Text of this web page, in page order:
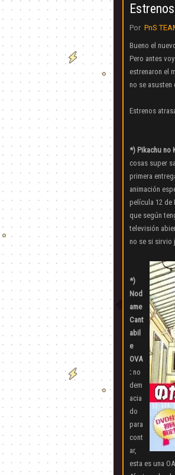
Por PnS
Bueno el
Pero antes
estrenaron el
no se asusten
Estrenos
*) Pikachu no
cosas super
primera
animación
película 12 de
que según
televisión
no se si sirvio
*)
Nod
ame
Cant
abil
e
OVA
: no
dem
acia
do
para
cont
ar,
esta es una